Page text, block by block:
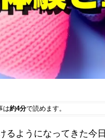
は約4分で読めます。
るようになってきた今